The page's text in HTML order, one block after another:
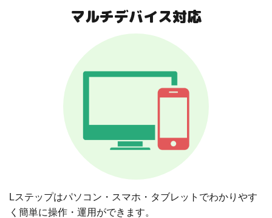
マルチデバイス対応
Lステップはパソコン・スマホ・タブレットでわかりやす
く簡単に操作・運用ができます。